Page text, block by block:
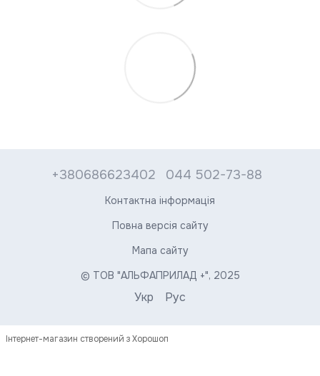
+380686623402 044 502-73-88
Контактна інформація
Повна версія сайту
Мапа сайту
© ТОВ "АЛЬФАПРИЛАД +", 2025
Укр Рус
Інтернет-магазин створений з Хорошоп